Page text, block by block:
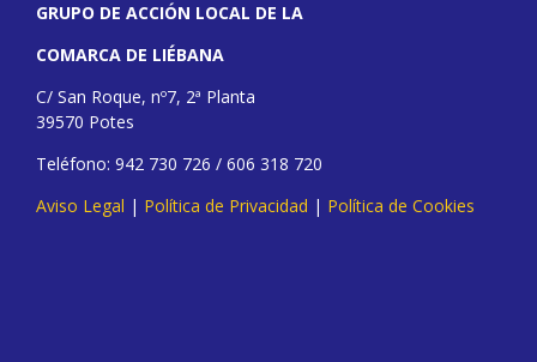
GRUPO DE ACCIÓN LOCAL DE LA
COMARCA DE LIÉBANA
C/ San Roque, nº7, 2ª Planta
39570 Potes
Teléfono: 942 730 726 / 606 318 720
Aviso Legal | Política de Privacidad | Política de Cookies